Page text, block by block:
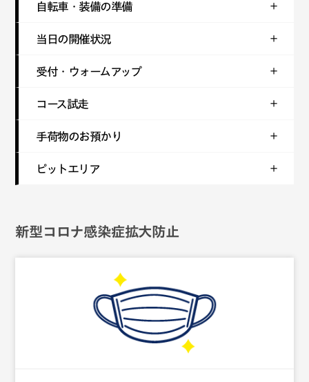
自転車・装備の準備
当日の開催状況
受付・ウォームアップ
コース試走
手荷物のお預かり
ピットエリア
新型コロナ感染症拡大防止